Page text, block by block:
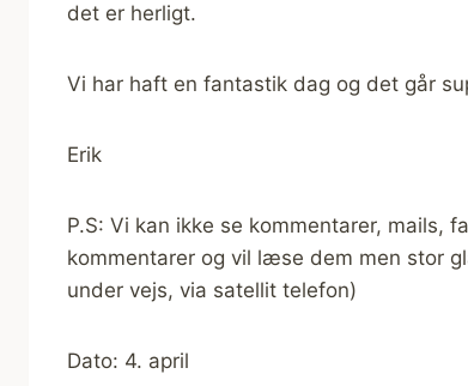
det er herligt.
Vi har haft en fantastik dag og det går
Erik
P.S: Vi kan ikke se kommentarer, mails,
kommentarer og vil læse dem men stor
under vejs, via satellit telefon)
Dato: 4. april